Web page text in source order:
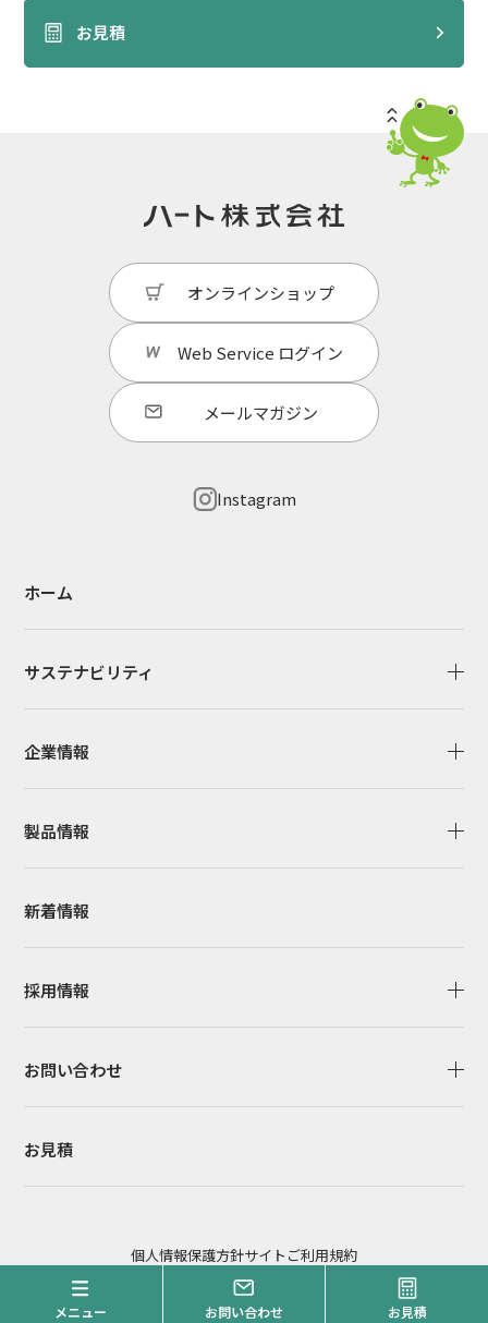
メニュー お問い合わせ お見積
お見積
オンラインショップ
Web Service ログイン
メールマガジン
Instagram
ホーム
サステナビリティ
企業情報
製品情報
新着情報
採用情報
お問い合わせ
お見積
個人情報保護方針サイトご利用規約
Copyright© Heart Co.,Ltd. All Right Reserved.